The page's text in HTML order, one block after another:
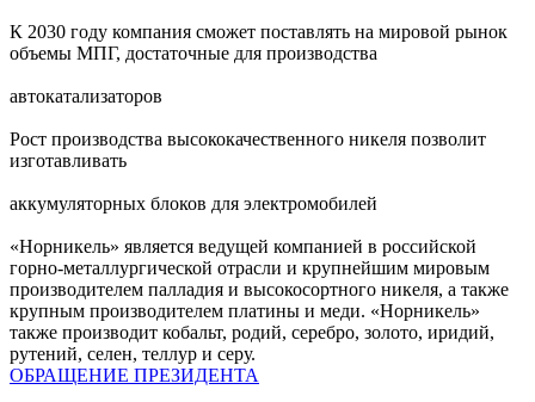
К 2030 году компания сможет поставлять на мировой рынок
объемы МПГ, достаточные для производства
автокатализаторов
Рост производства высококачественного никеля позволит
изготавливать
аккумуляторных блоков для электромобилей
«Норникель» является ведущей компанией в российской
горно-металлургической отрасли и крупнейшим мировым
производителем палладия и высокосортного никеля, а также
крупным производителем платины и меди. «Норникель»
также производит кобальт, родий, серебро, золото, иридий,
рутений, селен, теллур и серу.
ОБРАЩЕНИЕ ПРЕЗИДЕНТА